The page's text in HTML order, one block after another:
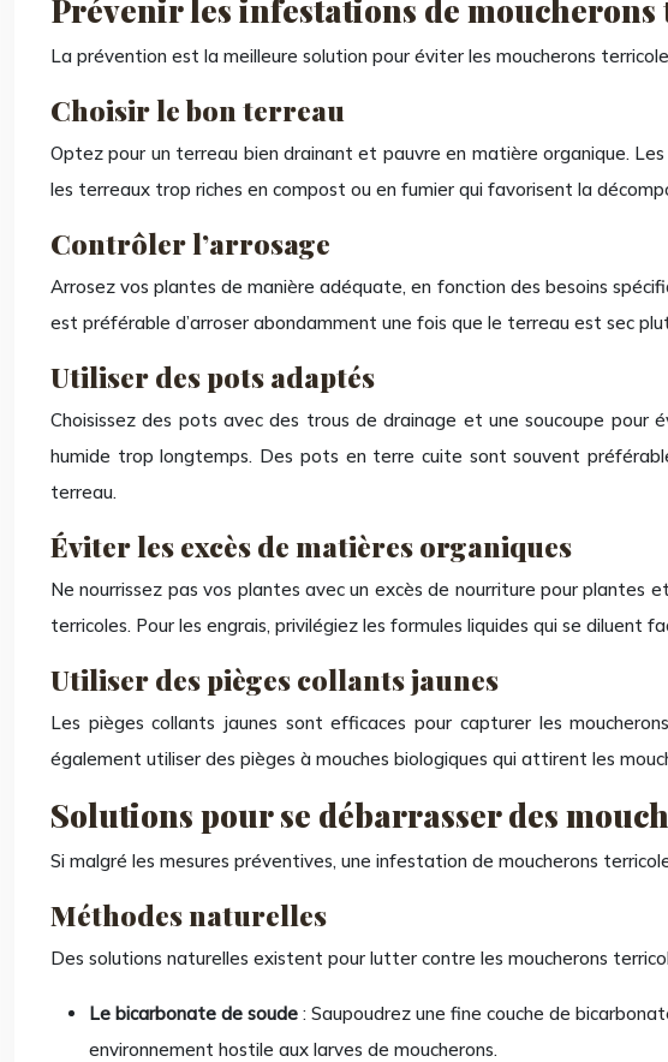
Prévenir les infestations de
La prévention est la meilleure solution pour éviter les moucherons
Choisir le bon terreau
Optez pour un terreau bien drainant et pauvre en matière organique.
les terreaux trop riches en compost ou en fumier qui favorisent la
Contrôler l’arrosage
Arrosez vos plantes de manière adéquate, en fonction des besoins
est préférable d’arroser abondamment une fois que le terreau est sec
Utiliser des pots adaptés
Choisissez des pots avec des trous de drainage et une soucoupe pour
humide trop longtemps. Des pots en terre cuite sont souvent
terreau.
Éviter les excès de matières organiques
Ne nourrissez pas vos plantes avec un excès de nourriture pour
terricoles. Pour les engrais, privilégiez les formules liquides qui se diluent
Utiliser des pièges collants jaunes
Les pièges collants jaunes sont efficaces pour capturer les
également utiliser des pièges à mouches biologiques qui attirent les
Solutions pour se débarrasser des
Si malgré les mesures préventives, une infestation de moucherons
Méthodes naturelles
Des solutions naturelles existent pour lutter contre les moucherons
Le bicarbonate de soude : Saupoudrez une fine couche de
environnement hostile aux larves de moucherons.